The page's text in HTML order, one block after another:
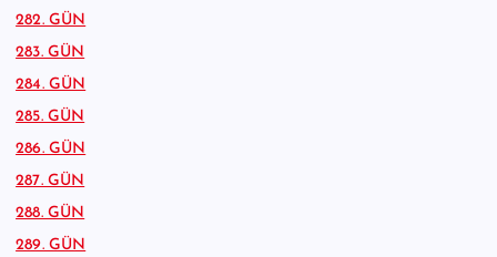
282. GÜN
283. GÜN
284. GÜN
285. GÜN
286. GÜN
287. GÜN
288. GÜN
289. GÜN